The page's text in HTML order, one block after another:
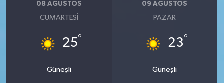
08 AĞUSTOS
CUMARTESI
25°
Güneşli
09 AĞUSTOS
PAZAR
23°
Güneşli